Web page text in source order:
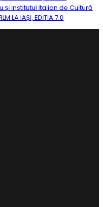
Institutul Italian de Cultură
LA IAȘI, EDIȚIA 7.0